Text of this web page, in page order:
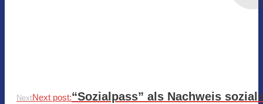
NextNext post:“Sozialpass” als Nachweis